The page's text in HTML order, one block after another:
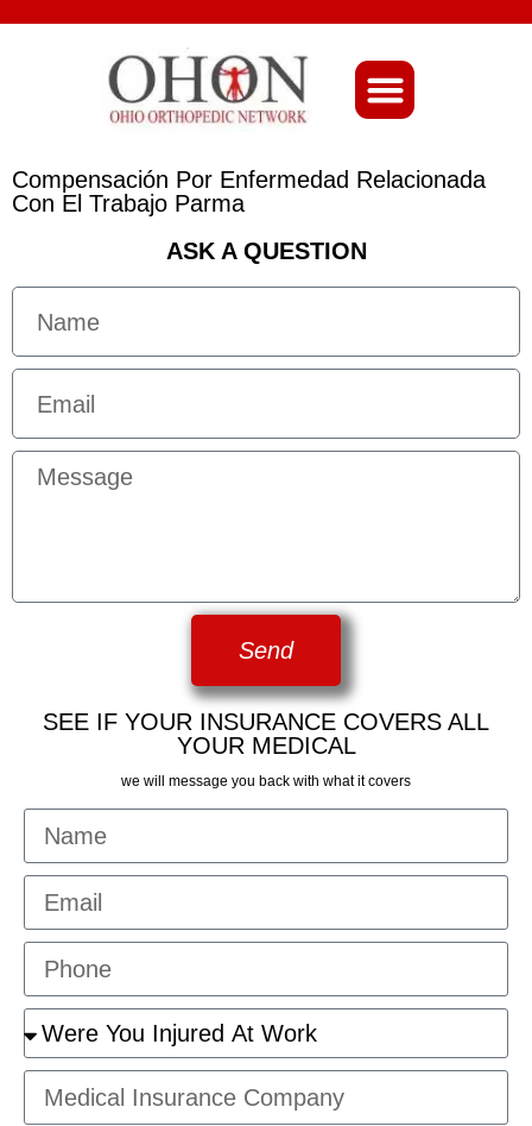
Compensación Por Enfermedad Relacionada
Con El Trabajo Parma
ASK A QUESTION
Send
SEE IF YOUR INSURANCE COVERS ALL
YOUR MEDICAL
we will message you back with what it covers